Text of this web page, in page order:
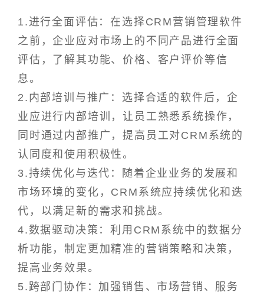
1.进行全面评估：在选择CRM营销管理软件
之前，企业应对市场上的不同产品进行全面
评估，了解其功能、价格、客户评价等信
息。
2.内部培训与推广：选择合适的软件后，企
业应进行内部培训，让员工熟悉系统操作，
同时通过内部推广，提高员工对CRM系统的
认同度和使用积极性。
3.持续优化与迭代：随着企业业务的发展和
市场环境的变化，CRM系统应持续优化和迭
代，以满足新的需求和挑战。
4.数据驱动决策：利用CRM系统中的数据分
析功能，制定更加精准的营销策略和决策，
提高业务效果。
5.跨部门协作：加强销售、市场营销、服务